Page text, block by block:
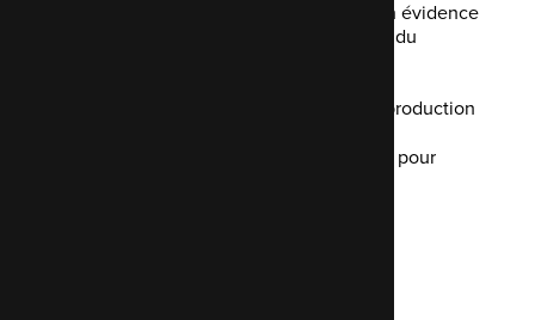
Éviter les problèmes en mettant en évidence
les problèmes potentiels au début du
Résoudre les problèmes avant la production
Économiser du temps et des coûts pour